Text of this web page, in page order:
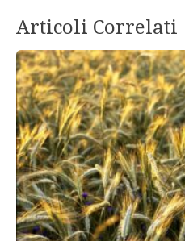
Articoli Correlati